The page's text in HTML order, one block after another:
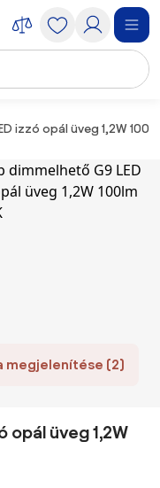
izzó opál üveg 1,2W
megjelenítése (2)
opál üveg 1,2W